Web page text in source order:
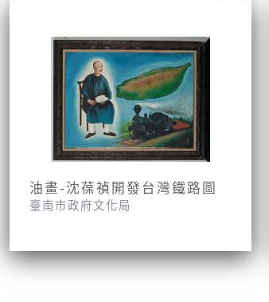
油畫-沈葆禎開發台灣鐵路圖
臺南市政府文化局